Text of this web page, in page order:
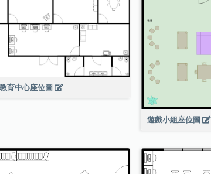
育中心座位圖
遊戲小組座位圖